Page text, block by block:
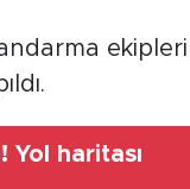
ekipleri
Yol haritası